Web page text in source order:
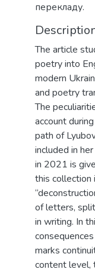
перекладу.
The article
poetry into
modern
and poetry
The
account
path of
included in
in 2021 is
this collection
of letters,
in writing. In
marks
content level,